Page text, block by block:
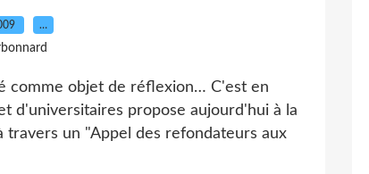
…
comme objet de réflexion… C'est en
d'universitaires propose aujourd'hui à la
travers un "Appel des refondateurs aux